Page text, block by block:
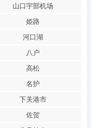
山口宇部机场
姫路
河口湖
八户
高松
名护
下关港市
佐贺